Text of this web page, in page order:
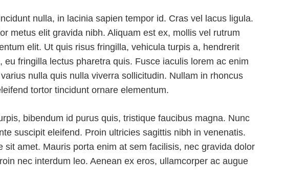
nulla, in lacinia sapien tempor id. Cras vel lacus ligula.
metus elit gravida nibh. Aliquam est ex, mollis vel rutrum
elit. Ut quis risus fringilla, vehicula turpis a, hendrerit
fringilla lectus pharetra quis. Fusce iaculis lorem ac enim
nulla quis nulla viverra sollicitudin. Nullam in rhoncus
tortor tincidunt ornare elementum.
bibendum id purus quis, tristique faucibus magna. Nunc
suscipit eleifend. Proin ultricies sagittis nibh in venenatis.
amet. Mauris porta enim at sem facilisis, nec gravida dolor
nec interdum leo. Aenean ex eros, ullamcorper ac augue